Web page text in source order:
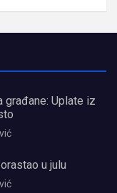
građane: Uplate iz
u julu